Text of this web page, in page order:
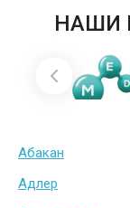
НАШИ
Абакан
Адлер